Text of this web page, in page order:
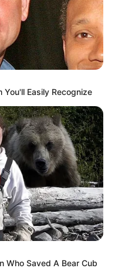
Easily Recognize
Who Saved A Bear Cub